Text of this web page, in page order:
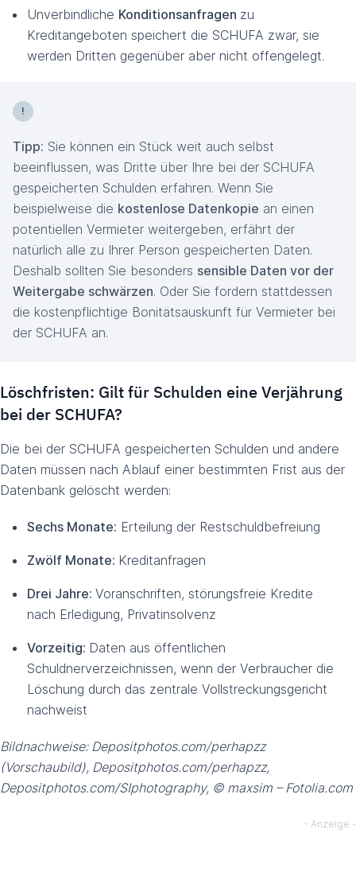
Unverbindliche Konditionsanfragen zu
Kreditangeboten speichert die SCHUFA zwar, sie
werden Dritten gegenüber aber nicht offengelegt.
Tipp: Sie können ein Stück weit auch selbst
beeinflussen, was Dritte über Ihre bei der SCHUFA
gespeicherten Schulden erfahren. Wenn Sie
beispielweise die kostenlose Datenkopie an einen
potentiellen Vermieter weitergeben, erfährt der
natürlich alle zu Ihrer Person gespeicherten Daten.
Deshalb sollten Sie besonders sensible Daten vor der
Weitergabe schwärzen. Oder Sie fordern stattdessen
die kostenpflichtige Bonitätsauskunft für Vermieter bei
der SCHUFA an.
Löschfristen: Gilt für Schulden eine Verjährung
bei der SCHUFA?
Die bei der SCHUFA gespeicherten Schulden und andere
Daten müssen nach Ablauf einer bestimmten Frist aus der
Datenbank gelöscht werden:
Sechs Monate: Erteilung der Restschuldbefreiung
Zwölf Monate: Kreditanfragen
Drei Jahre: Voranschriften, störungsfreie Kredite
nach Erledigung, Privatinsolvenz
Vorzeitig: Daten aus öffentlichen
Schuldnerverzeichnissen, wenn der Verbraucher die
Löschung durch das zentrale Vollstreckungsgericht
nachweist
Bildnachweise: Depositphotos.com/perhapzz
(Vorschaubild), Depositphotos.com/perhapzz,
Depositphotos.com/SIphotography, © maxsim – Fotolia.com